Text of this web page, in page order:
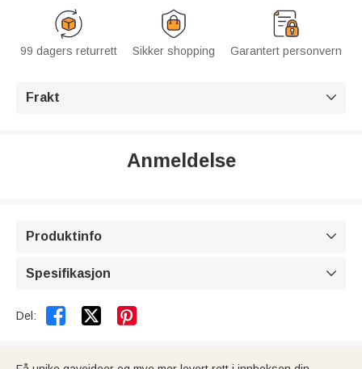
99 dagers returrett Sikker shopping Garantert personvern
Frakt 
Anmeldelse
Produktinfo 
Spesifikasjon 
Del:  